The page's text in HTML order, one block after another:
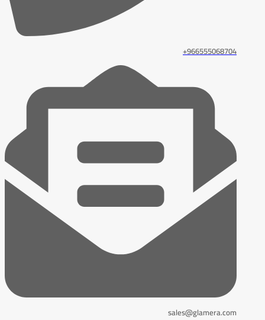
966555068704+
sales@glamera.com